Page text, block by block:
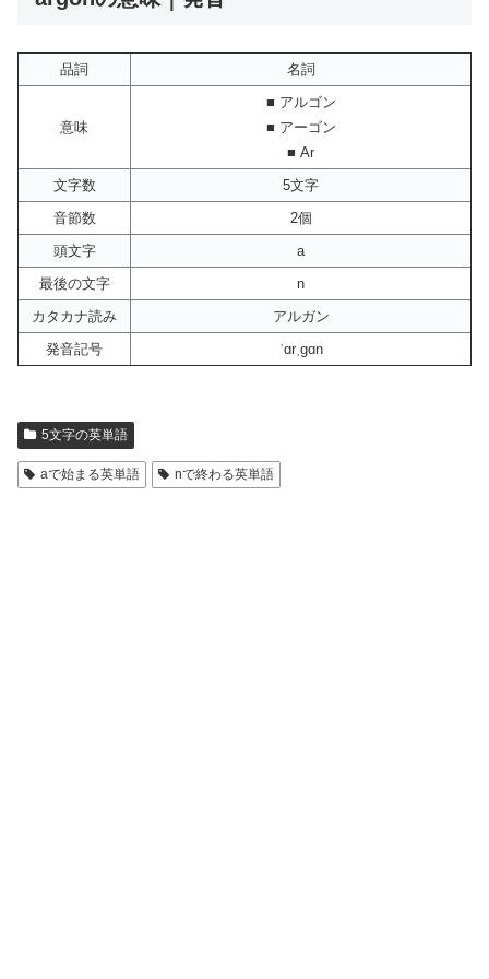
品詞 名詞
意味
■ アルゴン
■ アーゴン
■ Ar
文字数
5文字
音節数
2個
頭文字
a
最後の文字
n
カタカナ読み
アルガン
発音記号
ˈɑrˌgɑn
5文字の英単語
aで始まる英単語 nで終わる英単語